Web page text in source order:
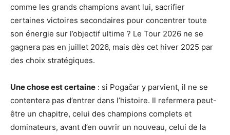
comme les grands champions avant lui, sacrifier
certaines victoires secondaires pour concentrer toute
son énergie sur l’objectif ultime ? Le Tour 2026 ne se
gagnera pas en juillet 2026, mais dès cet hiver 2025 par
des choix stratégiques.
Une chose est certaine : si Pogačar y parvient, il ne se
contentera pas d’entrer dans l’histoire. Il refermera peut-
être un chapitre, celui des champions complets et
dominateurs, avant d’en ouvrir un nouveau, celui de la